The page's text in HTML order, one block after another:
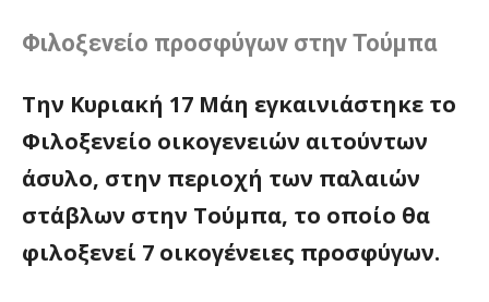
Φιλοξενείο προσφύγων στην Τούμπα
Την Κυριακή 17 Μάη εγκαινιάστηκε το
Φιλοξενείο οικογενειών αιτούντων
άσυλο, στην περιοχή των παλαιών
στάβλων στην Τούμπα, το οποίο θα
φιλοξενεί 7 οικογένειες προσφύγων.